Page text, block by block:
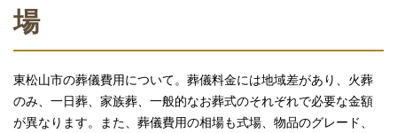
場
東松山市の葬儀費用について。葬儀料金には地域差があり、火葬
のみ、一日葬、家族葬、一般的なお葬式のそれぞれで必要な金額
が異なります。また、葬儀費用の相場も式場、物品のグレード、